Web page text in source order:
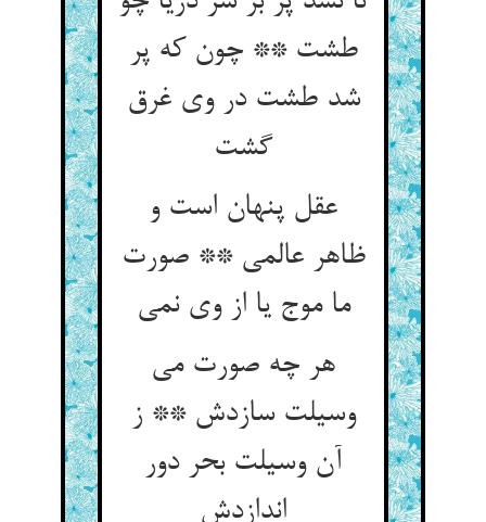
طشت ** چون که پر
شد طشت در وی غرق
عقل پنهان است و
ظاهر عالمی ** صورت
ما موج یا از وی نمی‌‌
هر چه صورت می
وسیلت سازدش ** ز
آن وسیلت بحر دور